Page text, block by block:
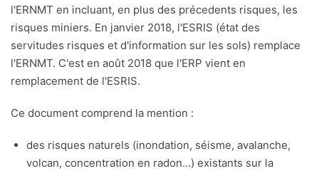
l'ERNMT en incluant, en plus des précedents risques, les
risques miniers. En janvier 2018, l'ESRIS (état des
servitudes risques et d'information sur les sols) remplace
l'ERNMT. C'est en août 2018 que l'ERP vient en
remplacement de l'ESRIS.
Ce document comprend la mention :
des risques naturels (inondation, séisme, avalanche,
volcan, concentration en radon...) existants sur la